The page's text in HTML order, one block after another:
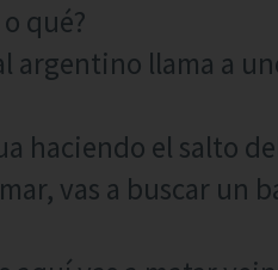
qué?
argentino llama a
haciendo el salto
vas a buscar un